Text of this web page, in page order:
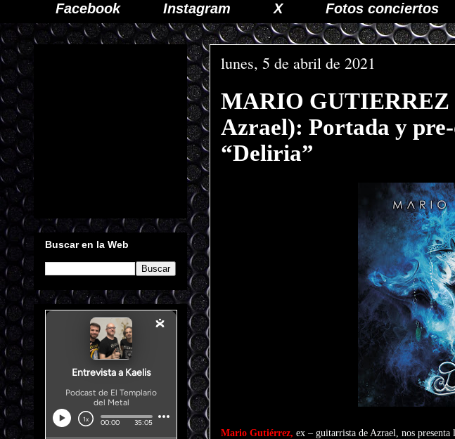
Facebook
Instagram X Fotos conciertos
lunes, 5 de abril de 2021
MARIO GUTIERREZ
Azrael): Portada y
“Deliria”
Mario Gutiérrez, ex – guitarrista de Azrael, nos presenta
Buscar en la Web